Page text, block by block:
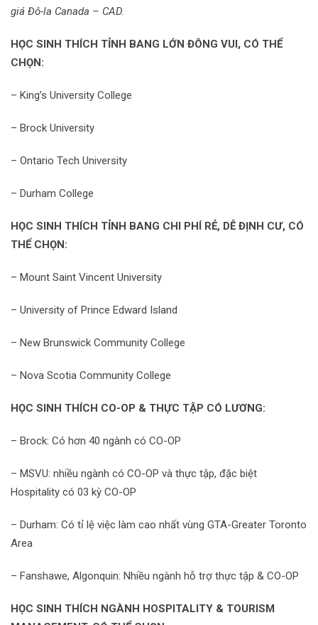
giá Đô-la Canada – CAD.
HỌC SINH THÍCH TỈNH BANG LỚN ĐÔNG VUI, CÓ THỂ
CHỌN:
– King’s University College
– Brock University
– Ontario Tech University
– Durham College
HỌC SINH THÍCH TỈNH BANG CHI PHÍ RẺ, DỄ ĐỊNH CƯ, CÓ
THỂ CHỌN:
– Mount Saint Vincent University
– University of Prince Edward Island
– New Brunswick Community College
– Nova Scotia Community College
HỌC SINH THÍCH CO-OP & THỰC TẬP CÓ LƯƠNG:
– Brock: Có hơn 40 ngành có CO-OP
– MSVU: nhiều ngành có CO-OP và thực tập, đặc biệt
Hospitality có 03 kỳ CO-OP
– Durham: Có tỉ lệ việc làm cao nhất vùng GTA-Greater Toronto
Area
– Fanshawe, Algonquin: Nhiều ngành hỗ trợ thực tập & CO-OP
HỌC SINH THÍCH NGÀNH HOSPITALITY & TOURISM